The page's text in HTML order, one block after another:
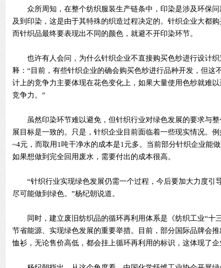
众所周知，在整个纺织服装生产链条中，印染是涉及环保问
及到印染，这是由于其特殊的织造过程决定的。针织企业大都
而针织品最终要表现出不同的颜色，就避不开印染环节。
也许有人会问，为什么针织企业不直接购买色纱进行设计织
释：“目前，有些针织企业的确会购买色纱进行品种开发，但这
计上的竞争力主要体现在花色变化上，如果大量使用色纱就难
竞争力。”
虽然印染环节难以避免，但针织行业对绿色发展的要求与整
展目标是一致的。只是，针织企业目前面临着一些现实情况。
~4元，而取用1吨干净水的成本是1元多。当前部分针织企业能
如果想做到完全回用废水，需要付出的成本很高。
“针织行业实现绿色发展仍需一个过程，今后要加大力度引
尽可能做到绿色。”杨纪朝说道。
同时，建立废旧纺织品的循环再利用体系是《纺织工业“十
节省能源、实现绿色发展的重要举措。目前，部分国际品牌会
恤衫，无论售价高低，都会挂上循环再利用的标识，这体现了